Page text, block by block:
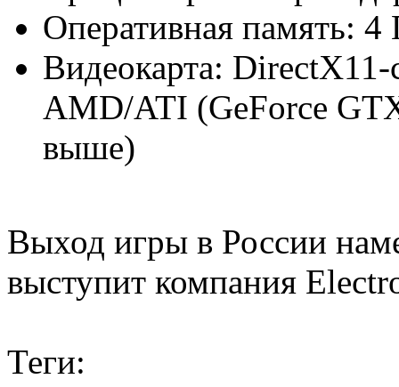
Оперативная память: 4
Видеокарта:
AMD/ATI (GeForce
выше)
Выход игры в России
выступит компания
Теги: